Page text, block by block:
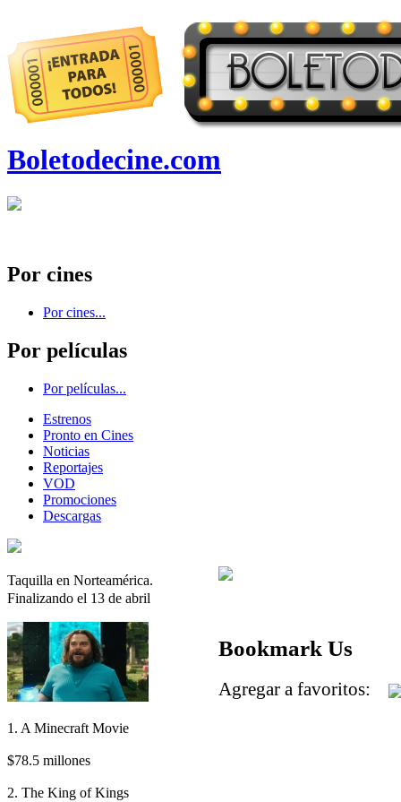
Boletodecine.com
Por cines
Por cines...
Por películas
Por películas...
Estrenos
Pronto en Cines
Noticias
Reportajes
VOD
Promociones
Descargas
Taquilla en Norteamérica.
Finalizando el 13 de abril
1. A Minecraft Movie
$78.5 millones
2. The King of Kings
Bookmark Us
Agregar a favoritos: